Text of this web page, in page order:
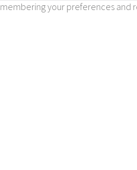
your preferences and